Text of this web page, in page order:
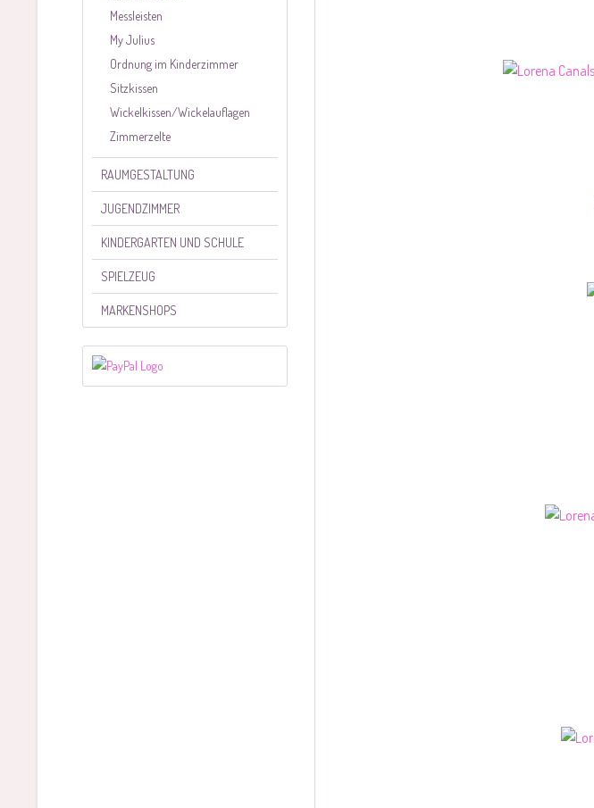
Messleisten
My Julius
Ordnung im Kinderzimmer
Sitzkissen
Wickelkissen/Wickelauflagen
Zimmerzelte
RAUMGESTALTUNG
JUGENDZIMMER
KINDERGARTEN UND SCHULE
SPIELZEUG
MARKENSHOPS